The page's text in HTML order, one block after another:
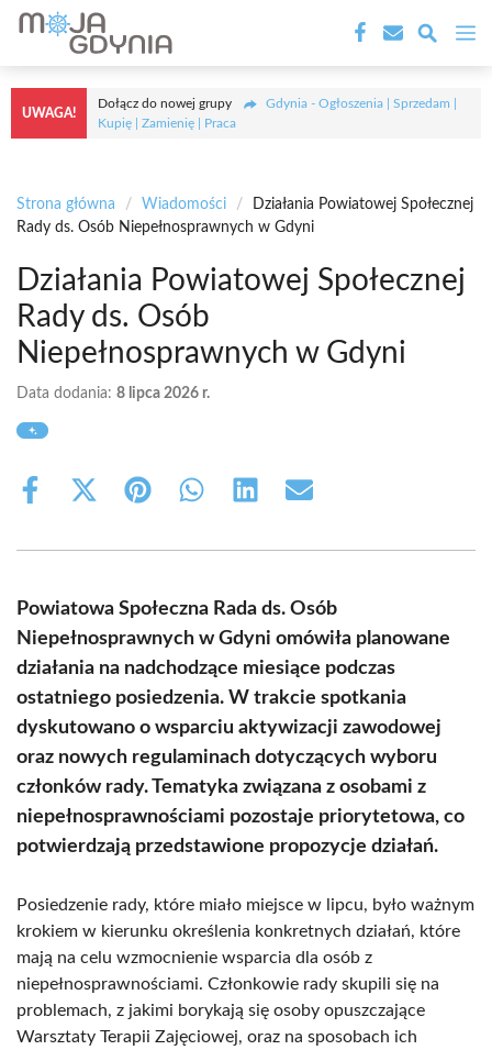
Przejdź
treści
UWAGA!
Dołącz do nowej grupy
Gdynia - Ogłoszenia | Sprzedam |
Kupię | Zamienię | Praca
Strona główna / Wiadomości /
Działania Powiatowej Społecznej
Rady ds. Osób Niepełnosprawnych w Gdyni
Działania Powiatowej Społecznej
Rady ds. Osób
Niepełnosprawnych w Gdyni
Data dodania: 8 lipca 2026 r.
Share
Share
(Twitter)
Share Share Share Share
Powiatowa Społeczna Rada ds. Osób
Niepełnosprawnych w Gdyni omówiła planowane
działania na nadchodzące miesiące podczas
ostatniego posiedzenia. W trakcie spotkania
dyskutowano o wsparciu aktywizacji zawodowej
oraz nowych regulaminach dotyczących wyboru
członków rady. Tematyka związana z osobami z
niepełnosprawnościami pozostaje priorytetowa, co
potwierdzają przedstawione propozycje działań.
Posiedzenie rady, które miało miejsce w lipcu, było ważnym
krokiem w kierunku określenia konkretnych działań, które
mają na celu wzmocnienie wsparcia dla osób z
niepełnosprawnościami. Członkowie rady skupili się na
problemach, z jakimi borykają się osoby opuszczające
Warsztaty Terapii Zajęciowej, oraz na sposobach ich